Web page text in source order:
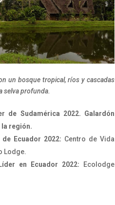
un bosque tropical, ríos y cascadas
selva profunda.
de Sudamérica 2022. Galardón
la región.
Ecuador 2022: Centro de Vida
Lodge.
en Ecuador 2022: Ecolodge